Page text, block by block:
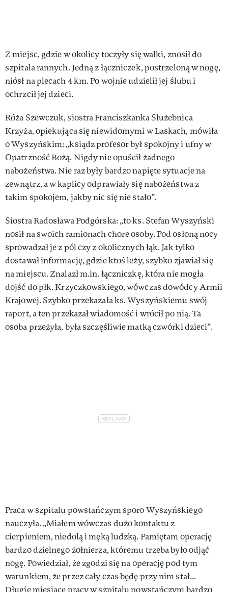
Z miejsc, gdzie w okolicy toczyły się walki, znosił do
szpitala rannych. Jedną z łączniczek, postrzeloną w nogę,
niósł na plecach 4 km. Po wojnie udzielił jej ślubu i
ochrzcił jej dzieci.
Róża Szewczuk, siostra Franciszkanka Służebnica
Krzyża, opiekująca się niewidomymi w Laskach, mówiła
o Wyszyńskim: „ksiądz profesor był spokojny i ufny w
Opatrzność Bożą. Nigdy nie opuścił żadnego
nabożeństwa. Nie raz były bardzo napięte sytuacje na
zewnątrz, a w kaplicy odprawiały się nabożeństwa z
takim spokojem, jakby nic się nie stało”.
Siostra Radosława Podgórska: „to ks. Stefan Wyszyński
nosił na swoich ramionach chore osoby. Pod osłoną nocy
sprowadzał je z pól czy z okolicznych łąk. Jak tylko
dostawał informację, gdzie ktoś leży, szybko zjawiał się
na miejscu. Znalazł m.in. łączniczkę, która nie mogła
dojść do płk. Krzyczkowskiego, wówczas dowódcy Armii
Krajowej. Szybko przekazała ks. Wyszyńskiemu swój
raport, a ten przekazał wiadomość i wrócił po nią. Ta
osoba przeżyła, była szczęśliwie matką czwórki dzieci”.
Praca w szpitalu powstańczym sporo Wyszyńskiego
nauczyła. „Miałem wówczas dużo kontaktu z
cierpieniem, niedolą i męką ludzką. Pamiętam operację
bardzo dzielnego żołnierza, któremu trzeba było odjąć
nogę. Powiedział, że zgodzi się na operację pod tym
warunkiem, że przez cały czas będę przy nim stał...
Długie miesiące pracy w szpitalu powstańczym bardzo